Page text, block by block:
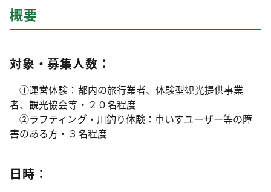
概要
対象・募集人数：
①運営体験：都内の旅行業者、体験型観光提供事業
者、観光協会等・２０名程度
②ラフティング・川釣り体験：車いすユーザー等の障
害のある方・３名程度
日時：